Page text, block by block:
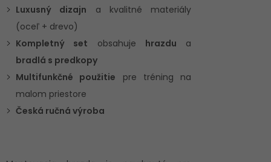
Luxusný dizajn a kvalitné materiály
(oceľ + drevo)
Kompletný set obsahuje hrazdu a
bradlá s predkopy
Multifunkčné použitie pre tréning na
malom priestore
Česká ručná výroba